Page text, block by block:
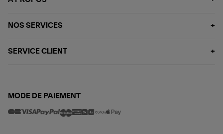
NOS SERVICES
SERVICE CLIENT
MODE DE PAIEMENT